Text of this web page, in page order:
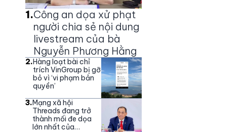
1.Công an dọa xử phạt
người chia sẻ nội dung
livestream của bà
Nguyễn Phương Hằng
2.Hàng loạt bài chỉ
trích VinGroup bị gỡ
bỏ vì ‘vi phạm bản
quyền’
3.Mạng xã hội
Threads đang trở
thành mối đe dọa
lớn nhất của